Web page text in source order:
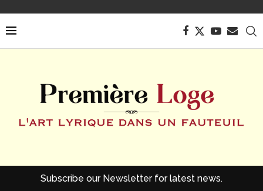
Subscribe our Newsletter for latest news.